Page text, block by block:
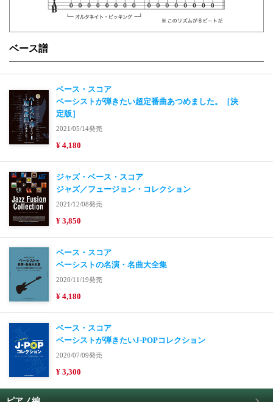
ベース譜
ベース・スコア
ベーシストが弾きたい超定番曲あつめました。［決
定版］
2021/05/14発売
¥ 4,180
ジャズ・ベース・スコア
ジャズ／フュージョン・コレクション
2021/12/08発売
¥ 3,850
ベース・スコア
ベーシストの名演・名曲大全集
2020/11/19発売
¥ 4,180
ベース・スコア
ベーシストが弾きたいJ-POPコレクション
2020/07/09発売
¥ 3,300